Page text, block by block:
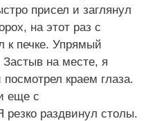
присел и заглянул
на этот раз с
к печке. Упрямый
на месте, я
краем глаза.
еще с
резко раздвинул столы.